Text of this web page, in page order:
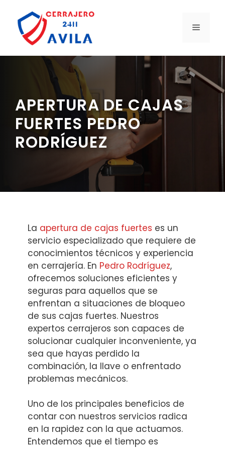
contenido
MENÚ
APERTURA DE CAJAS
FUERTES PEDRO
RODRÍGUEZ
La apertura de cajas fuertes es un
servicio especializado que requiere de
conocimientos técnicos y experiencia
en cerrajería. En Pedro Rodríguez,
ofrecemos soluciones eficientes y
seguras para aquellos que se
enfrentan a situaciones de bloqueo
de sus cajas fuertes. Nuestros
expertos cerrajeros son capaces de
solucionar cualquier inconveniente, ya
sea que hayas perdido la
combinación, la llave o enfrentado
problemas mecánicos.
Uno de los principales beneficios de
contar con nuestros servicios radica
en la rapidez con la que actuamos.
Entendemos que el tiempo es